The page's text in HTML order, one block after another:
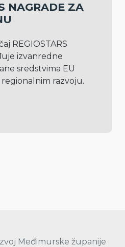
NAGRADE ZA
REGIOSTARS
izvanredne
sredstvima EU
razvoju.
Međimurske županije